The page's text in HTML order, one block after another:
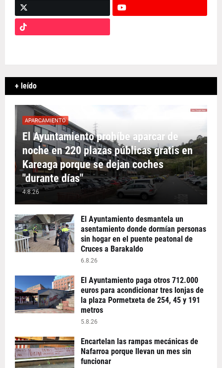
+ leído
APARCAMIENTO
El Ayuntamiento prohíbe aparcar de
noche en 220 plazas públicas gratis en
Kareaga porque se dejan coches
"durante días"
4.8.26
El Ayuntamiento desmantela un
asentamiento donde dormían personas
sin hogar en el puente peatonal de
Cruces a Barakaldo
6.8.26
El Ayuntamiento paga otros 712.000
euros para acondicionar tres lonjas de
la plaza Pormetxeta de 254, 45 y 191
metros
5.8.26
Encartelan las rampas mecánicas de
Nafarroa porque llevan un mes sin
funcionar